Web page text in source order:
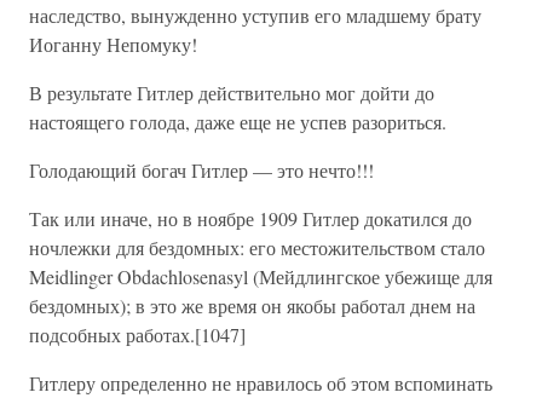
наследство, вынужденно уступив его младшему брату
Иоганну Непомуку!
В результате Гитлер действительно мог дойти до
настоящего голода, даже еще не успев разориться.
Голодающий богач Гитлер — это нечто!!!
Так или иначе, но в ноябре 1909 Гитлер докатился до
ночлежки для бездомных: его местожительством стало
Meidlinger Obdachlosenasyl (Мейдлингское убежище для
бездомных); в это же время он якобы работал днем на
подсобных работах.[1047]
Гитлеру определенно не нравилось об этом вспоминать